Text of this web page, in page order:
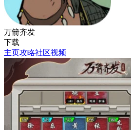
万箭齐发
下载
主页攻略社区视频